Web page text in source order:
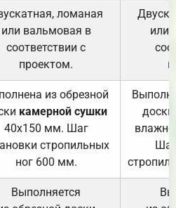
ломаная
или вальмовая в
соответствии с
проектом.
или
из обрезной
камерной сушки
40х150 мм. Шаг
стропильных
ног 600 мм.
доски
Выполняется